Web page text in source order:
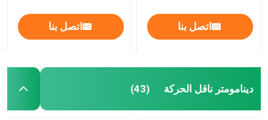
تعزيز مكيف الهواء
آلة تكييف المبرد
اتصل بنا اتصل بنا
دينامومتر ناقل الحركة (43)